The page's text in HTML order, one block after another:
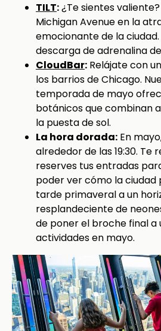
TILT:¿Te sientes
Michigan Avenue en la
emocionante de la ciudad.
descarga de adrenalina
CloudBar: Relájate con
los barrios de Chicago.
temporada de mayo
botánicos que combinan
la puesta de sol.
La hora dorada: En
alrededor de las 19:30. Te
reserves tus entradas
poder ver cómo la ciudad
tarde primaveral a un
resplandeciente de
de poner el broche final a
actividades en mayo.